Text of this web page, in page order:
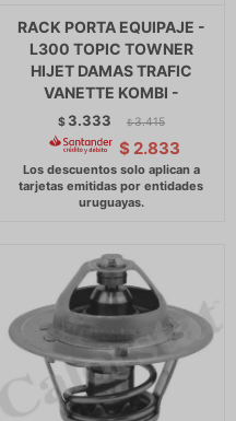
RACK PORTA EQUIPAJE -
L300 TOPIC TOWNER
HIJET DAMAS TRAFIC
VANETTE KOMBI -
$ 3.333 $ 3.415
$ 2.833